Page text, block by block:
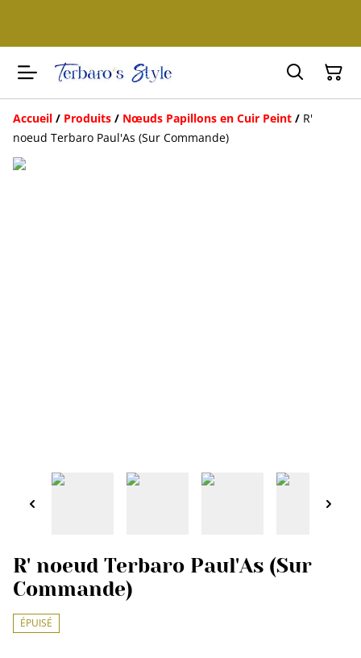
Accueil / Produits / Nœuds Papillons en Cuir Peint / R'
noeud Terbaro Paul'As (Sur Commande)
R' noeud Terbaro Paul'As (Sur
Commande)
ÉPUISÉ